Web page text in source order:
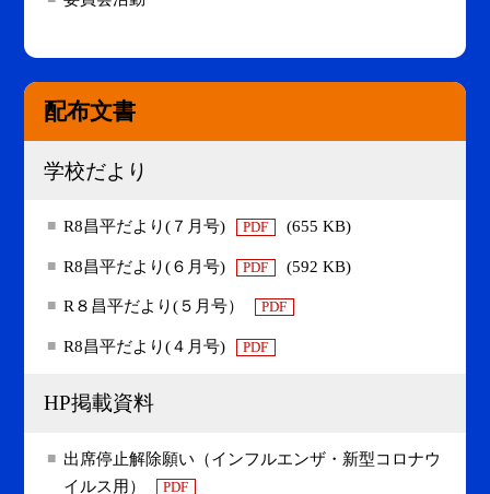
配布文書
学校だより
R8昌平だより(７月号) PDF (655 KB)
R8昌平だより(６月号) PDF (592 KB)
R８昌平だより(５月号） PDF
R8昌平だより(４月号) PDF
HP掲載資料
出席停止解除願い（インフルエンザ・新型コロナウ
イルス用）
PDF